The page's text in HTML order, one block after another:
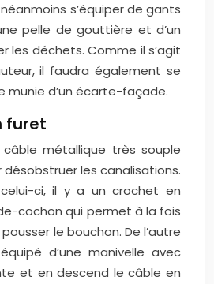
s’équiper de gants
pelle de gouttière et d’un
les déchets. Comme il s’agit
il faudra également se
munie d’un écarte-façade.
furet
câble métallique très souple
désobstruer les canalisations.
ci, il y a un crochet en
cochon qui permet à la fois
le bouchon. De l’autre
d’une manivelle avec
et en descend le câble en